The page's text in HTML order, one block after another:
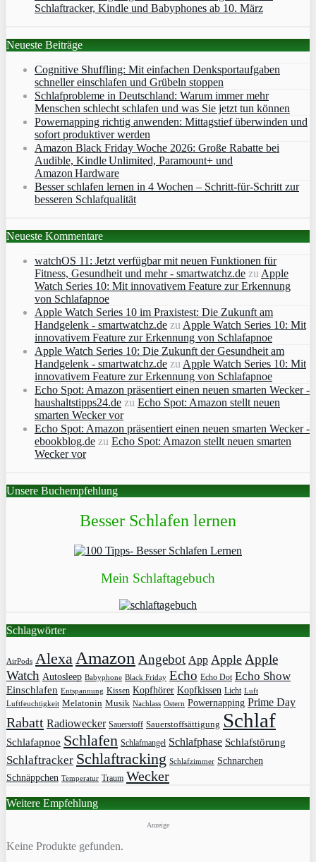
Schlaftracker, Kindle und Babyphones ab 10. März
Neueste Beiträge
Cognitive Shuffling: Mit einfachen Denksportaufgaben
schneller einschlafen und Grübeln stoppen
Schlafprobleme in Deutschland: Warum immer mehr
Menschen schlecht schlafen und was Sie jetzt tun können
Powernapping richtig anwenden: Mittagstief überwinden und
sofort produktiver werden
Amazon Black Friday Woche 2026: Große Rabatte bei
Audible, Kindle Unlimited, Paramount+ und
Amazon Hardware
Besser schlafen lernen in 4 Wochen – Schritt‑für‑Schritt zur
besseren Schlafqualität
Neueste Kommentare
watchOS 11: Jetzt verfügbar mit neuen Funktionen für
Fitness, Gesundheit und mehr - smartwatchz.de zu Apple
Watch Series 10: Mit innovativem Feature zur Erkennung
von Schlafapnoe
Apple Watch Series 10 im Praxistest: Die Zukunft am
Handgelenk - smartwatchz.de zu Apple Watch Series 10: Mit
innovativem Feature zur Erkennung von Schlafapnoe
Apple Watch Series 10: Die Zukunft der Gesundheit am
Handgelenk - smartwatchz.de zu Apple Watch Series 10: Mit
innovativem Feature zur Erkennung von Schlafapnoe
Echo Spot: Amazon präsentiert einen neuen smarten Wecker -
haushaltstipps24.de zu Echo Spot: Amazon stellt neuen
smarten Wecker vor
Echo Spot: Amazon präsentiert einen neuen smarten Wecker -
ebookblog.de zu Echo Spot: Amazon stellt neuen smarten
Wecker vor
Unsere Buchempfehlung
Besser Schlafen lernen
Mein Schlaftagebuch
Schlagwörter
AirPods Alexa Amazon Angebot App Apple Apple
Watch Autosleep Babyphone Black Friday Echo Echo Dot Echo Show
Einschlafen Entspannung Kissen Kopfhörer Kopfkissen Licht Luft
Luftfeuchtigkeit Melatonin Musik Nachlass Ostern Powernapping Prime Day
Rabatt Radiowecker Sauerstoff Sauerstoffsättigung Schlaf
Schlafapnoe Schlafen Schlafmangel Schlafphase Schlafstörung
Schlaftracker Schlaftracking Schlafzimmer Schnarchen
Schnäppchen Temperatur Traum Wecker
Weitere Empfehlung
Anzeige
Keine Produkte gefunden.